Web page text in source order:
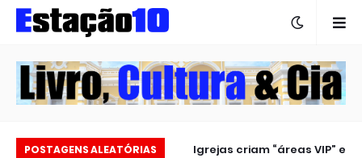
POSTAGENS ALEATÓRIAS
Igrejas criam “áreas VIP” e
10 no carnaval 2025